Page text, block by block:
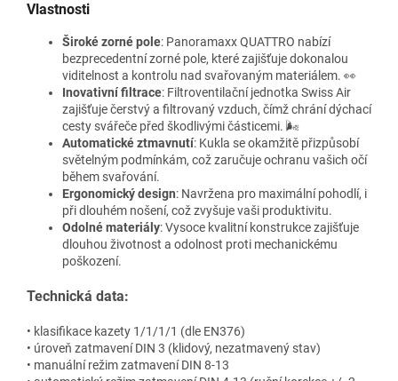
Vlastnosti
Široké zorné pole: Panoramaxx QUATTRO nabízí
bezprecedentní zorné pole, které zajišťuje dokonalou
viditelnost a kontrolu nad svařovaným materiálem. 👀
Inovativní filtrace: Filtroventilační jednotka Swiss Air
zajišťuje čerstvý a filtrovaný vzduch, čímž chrání dýchací
cesty svářeče před škodlivými částicemi. 🌬️
Automatické ztmavnutí: Kukla se okamžitě přizpůsobí
světelným podmínkám, což zaručuje ochranu vašich očí
během svařování.
Ergonomický design: Navržena pro maximální pohodlí, i
při dlouhém nošení, což zvyšuje vaši produktivitu.
Odolné materiály: Vysoce kvalitní konstrukce zajišťuje
dlouhou životnost a odolnost proti mechanickému
poškození.
Technická data:
• klasifikace kazety 1/1/1/1 (dle EN376)
• úroveň zatmavení DIN 3 (klidový, nezatmavený stav)
• manuální režim zatmavení DIN 8-13